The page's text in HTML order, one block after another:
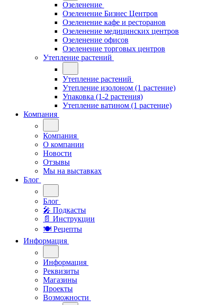
Озеленение
Озеленение Бизнес Центров
Озеленение кафе и ресторанов
Озеленение медицинских центров
Озеленение офисов
Озеленение торговых центров
Утепление растений
Утепление растений
Утепление изолоном (1 растение)
Упаковка (1-2 растения)
Утепление ватином (1 растение)
Компания
Компания
О компании
Новости
Отзывы
Мы на выставках
Блог
Блог
🎤︎︎ Подкасты
📄 Инструкции
🍽 Рецепты
Информация
Информация
Реквизиты
Магазины
Проекты
Возможности